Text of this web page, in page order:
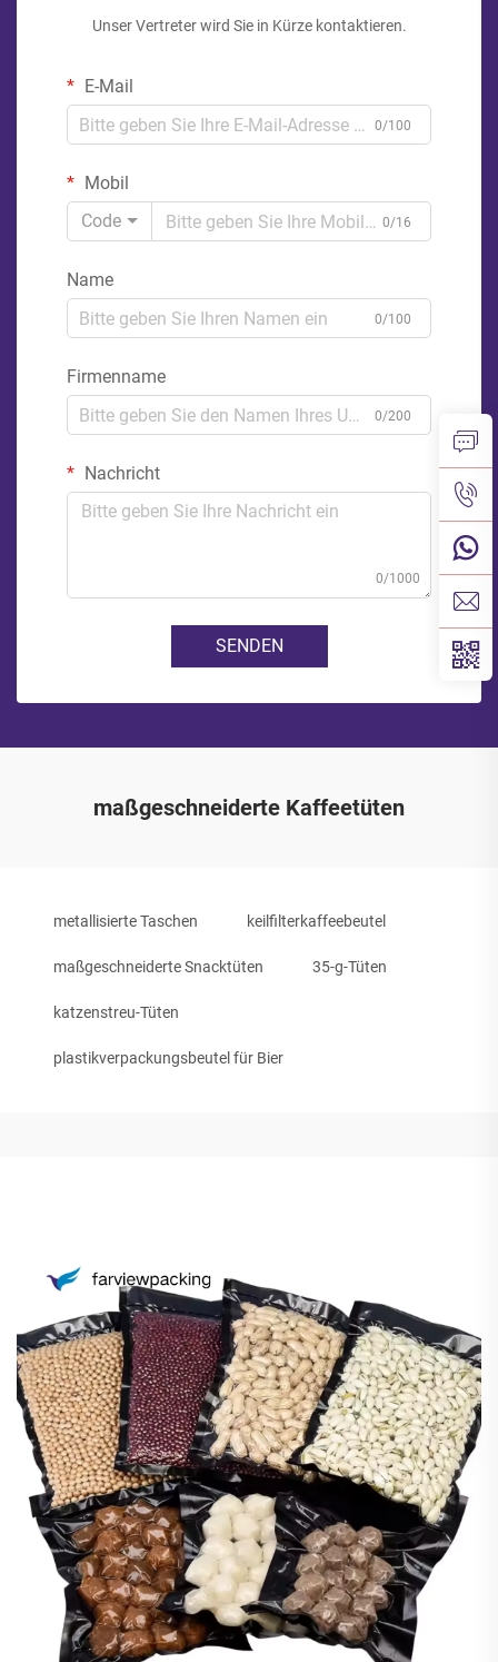
Unser Vertreter wird Sie in Kürze kontaktieren.
E-Mail
0/100
Mobil
Code
0/16
Name
0/100
Firmenname
0/200
Nachricht
0/1000
SENDEN
maßgeschneiderte Kaffeetüten
metallisierte Taschen keilfilterkaffeebeutel
maßgeschneiderte Snacktüten 35-g-Tüten
katzenstreu-Tüten
plastikverpackungsbeutel für Bier